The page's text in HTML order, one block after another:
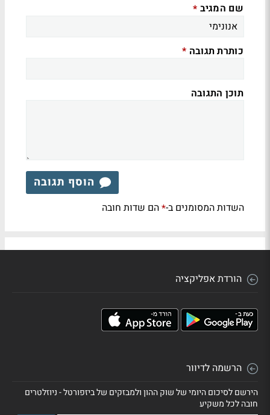
שם המגיב *
כותרת תגובה *
תוכן התגובה
הוסף תגובה
השדות המסומנים ב-*הם שדות חובה
הורדת אפליקציה
הרשמה לדיוור
הירשם לסיכום היומי של שוק ההון ולמבזקים של ביזפורטל - ניוזלטרים
חובה לכל משקיע